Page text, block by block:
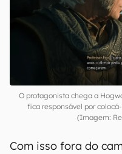
O protagonista chega a
fica responsável por
(Imagem:
Com isso fora do